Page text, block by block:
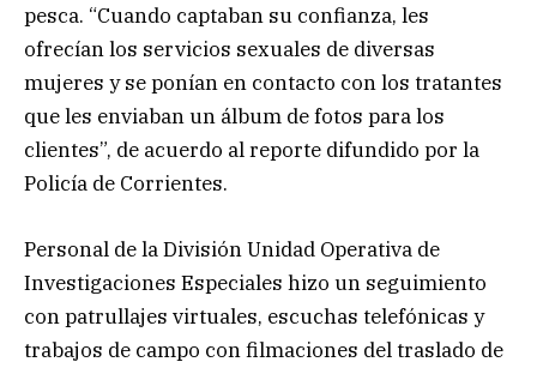
pesca. “Cuando captaban su confianza, les
ofrecían los servicios sexuales de diversas
mujeres y se ponían en contacto con los tratantes
que les enviaban un álbum de fotos para los
clientes”, de acuerdo al reporte difundido por la
Policía de Corrientes.
Personal de la División Unidad Operativa de
Investigaciones Especiales hizo un seguimiento
con patrullajes virtuales, escuchas telefónicas y
trabajos de campo con filmaciones del traslado de